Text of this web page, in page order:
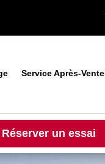
Service Après-Vente
Réserver un essai